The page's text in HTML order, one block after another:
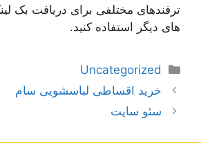
ترفندهای مختلفی برای دریافت بک
های دیگر استفاده کنید.
دسته‌ها
Uncategorized
ناوبری
نوشته‌ها
خرید اقساطی لباسشویی سام
سئو سایت